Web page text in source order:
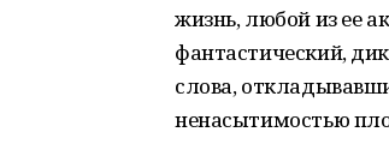
жизнь, любой из ее
фантастический,
слова,
ненасытимостью